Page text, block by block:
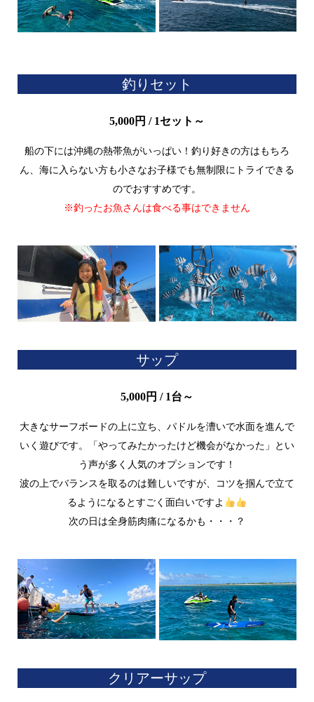
釣りセット
5,000円 / 1セット～
船の下には沖縄の熱帯魚がいっぱい！釣り好きの方はもちろ
ん、海に入らない方も小さなお子様でも無制限にトライできる
のでおすすめです。
※釣ったお魚さんは食べる事はできません
サップ
5,000円 / 1台～
大きなサーフボードの上に立ち、パドルを漕いで水面を進んで
いく遊びです。「やってみたかったけど機会がなかった」とい
う声が多く人気のオプションです！
波の上でバランスを取るのは難しいですが、コツを掴んで立て
るようになるとすごく面白いですよ
次の日は全身筋肉痛になるかも・・・？
クリアーサップ